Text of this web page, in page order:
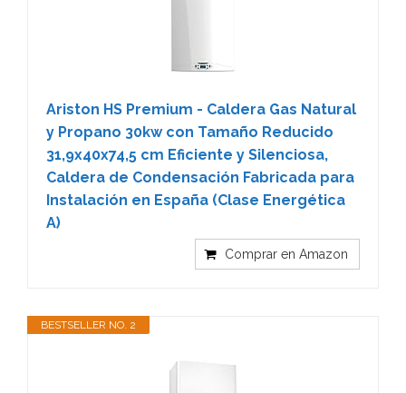
Ariston HS Premium - Caldera Gas Natural
y Propano 30kw con Tamaño Reducido
31,9x40x74,5 cm Eficiente y Silenciosa,
Caldera de Condensación Fabricada para
Instalación en España (Clase Energética
A)
Comprar en Amazon
BESTSELLER NO. 2